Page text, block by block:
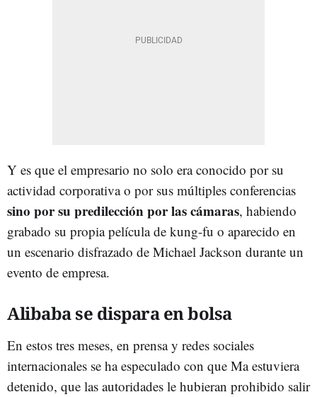
Y es que el empresario no solo era conocido por su
actividad corporativa o por sus múltiples conferencias
sino por su predilección por las cámaras, habiendo
grabado su propia película de kung-fu o aparecido en
un escenario disfrazado de Michael Jackson durante un
evento de empresa.
Alibaba se dispara en bolsa
En estos tres meses, en prensa y redes sociales
internacionales se ha especulado con que Ma estuviera
detenido, que las autoridades le hubieran prohibido salir